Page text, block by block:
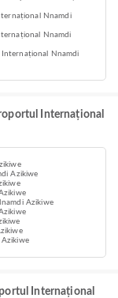
Nnamdi
Nnamdi
Nnamdi
Internațional
Azikiwe
Azikiwe
Internațional